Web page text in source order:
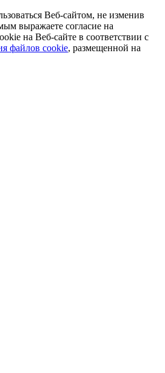
Веб-сайтом, не изменив
выражаете согласие на
на Веб-сайте в соответствии с
файлов cookie, размещенной на